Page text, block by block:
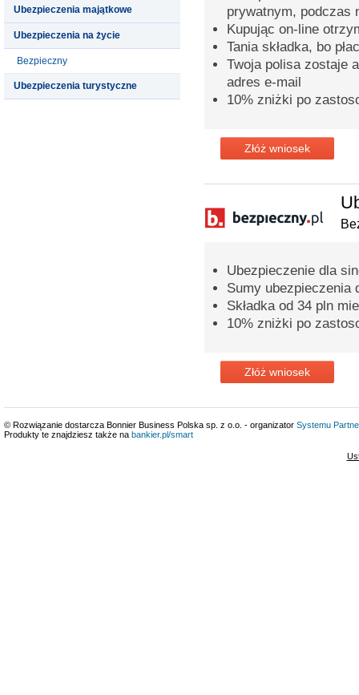
Ubezpieczenia majątkowe
Ubezpieczenia na życie
Bezpieczny
Ubezpieczenia turystyczne
prywatnym, podczas
Kupując on-line
Tania składka, bo
Twoja polisa zostaje
adres e-mail
10% zniżki po
Złóż wniosek
Ubezpieczenie dla
Sumy ubezpieczenia
Składka od 34 pln
10% zniżki po
Złóż wniosek
© Rozwiązanie dostarcza Bonnier Business Polska sp. z o.o. - organizator Systemu
Produkty te znajdziesz także na bankier.pl/smart